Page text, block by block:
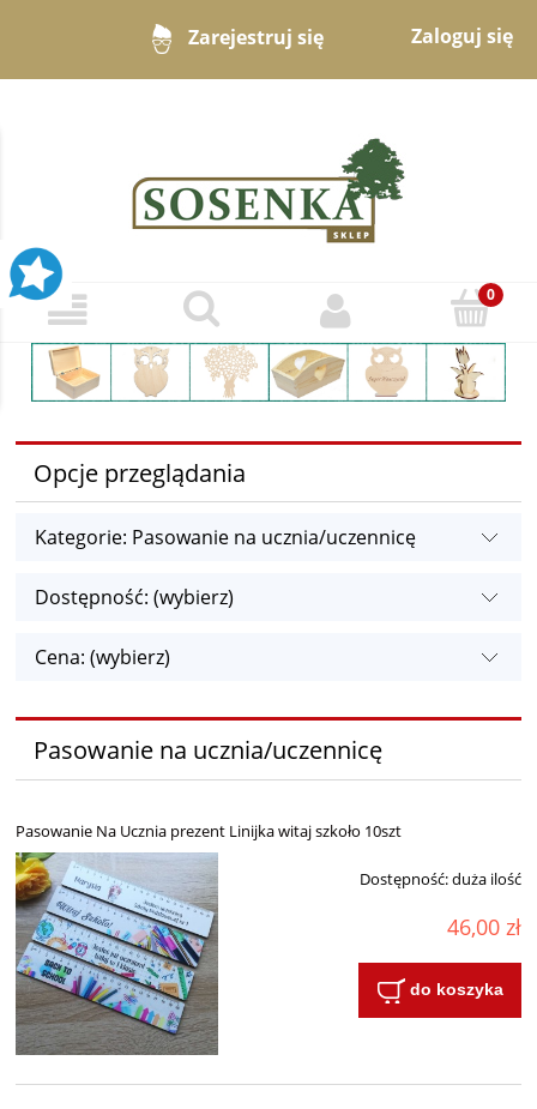
Zarejestruj się Zaloguj się
Opcje przeglądania
Kategorie: Pasowanie na ucznia/uczennicę
Dostępność: (wybierz)
Cena: (wybierz)
Pasowanie na ucznia/uczennicę
Pasowanie Na Ucznia prezent Linijka witaj szkoło 10szt
Dostępność:duża ilość
46,00 zł
do koszyka